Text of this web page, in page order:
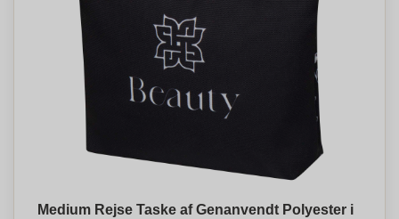
Medium Rejse Taske af Genanvendt Polyester i